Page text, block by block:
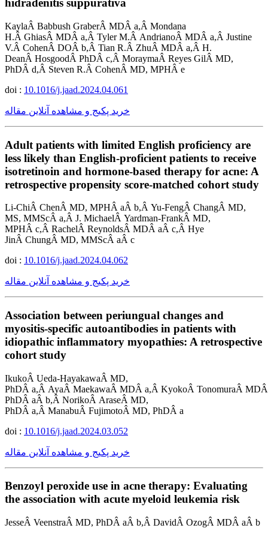
hidradenitis suppurativa
KaylaÂ Babbush GraberÂ MDÂ a,Â Mondana
H.Â GhiasÂ MDÂ a,Â Tyler M.Â AndrianoÂ MDÂ a,Â Justine
V.Â CohenÂ DOÂ b,Â Tian R.Â ZhuÂ MDÂ a,Â H.
DeanÂ HosgoodÂ PhDÂ c,Â MoraymaÂ Reyes GilÂ MD,
PhDÂ d,Â Steven R.Â CohenÂ MD, MPHÂ e
doi : 10.1016/j.jaad.2024.04.061
خرید پکیج و مشاهده آنلاین مقاله
Adult patients with limited English proficiency are
less likely than English-proficient patients to receive
isotretinoin and hormone-based therapy for acne: A
retrospective propensity score-matched cohort study
Li-ChiÂ ChenÂ MD, MPHÂ aÂ b,Â Yu-FengÂ ChangÂ MD,
MS, MMScÂ a,Â J. MichaelÂ Yardman-FrankÂ MD,
MPHÂ c,Â RachelÂ ReynoldsÂ MDÂ aÂ c,Â Hye
JinÂ ChungÂ MD, MMScÂ aÂ c
doi : 10.1016/j.jaad.2024.04.062
خرید پکیج و مشاهده آنلاین مقاله
Association between periungual changes and
myositis-specific autoantibodies in patients with
idiopathic inflammatory myopathies: A retrospective
cohort study
IkukoÂ Ueda-HayakawaÂ MD,
PhDÂ a,Â AyaÂ MaekawaÂ MDÂ a,Â KyokoÂ TonomuraÂ
PhDÂ aÂ b,Â NorikoÂ AraseÂ MD,
PhDÂ a,Â ManabuÂ FujimotoÂ MD, PhDÂ a
doi : 10.1016/j.jaad.2024.03.052
خرید پکیج و مشاهده آنلاین مقاله
Benzoyl peroxide use in acne therapy: Evaluating
the association with acute myeloid leukemia risk
JesseÂ VeenstraÂ MD, PhDÂ aÂ b,Â DavidÂ OzogÂ MDÂ aÂ b